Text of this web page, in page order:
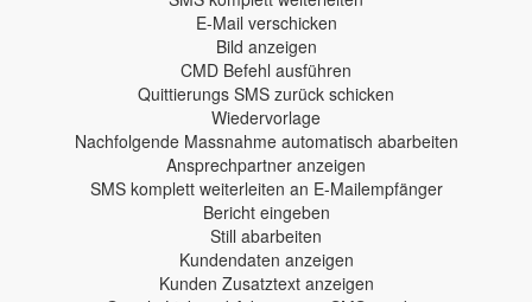
E-Mail verschicken
Bild anzeigen
CMD Befehl ausführen
Quittierungs SMS zurück schicken
Wiedervorlage
Nachfolgende Massnahme automatisch abarbeiten
Ansprechpartner anzeigen
SMS komplett weiterleiten an E-Mailempfänger
Bericht eingeben
Still abarbeiten
Kundendaten anzeigen
Kunden Zusatztext anzeigen